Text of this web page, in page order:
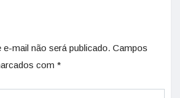
e-mail não será publicado. Campos
com *